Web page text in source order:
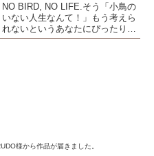
NO BIRD, NO LIFE.そう「小鳥の
いない人生なんて！」もう考えら
れないというあなたにぴったりの
手のひらサイズの鏡です。オカメ
様から作品が届きました。